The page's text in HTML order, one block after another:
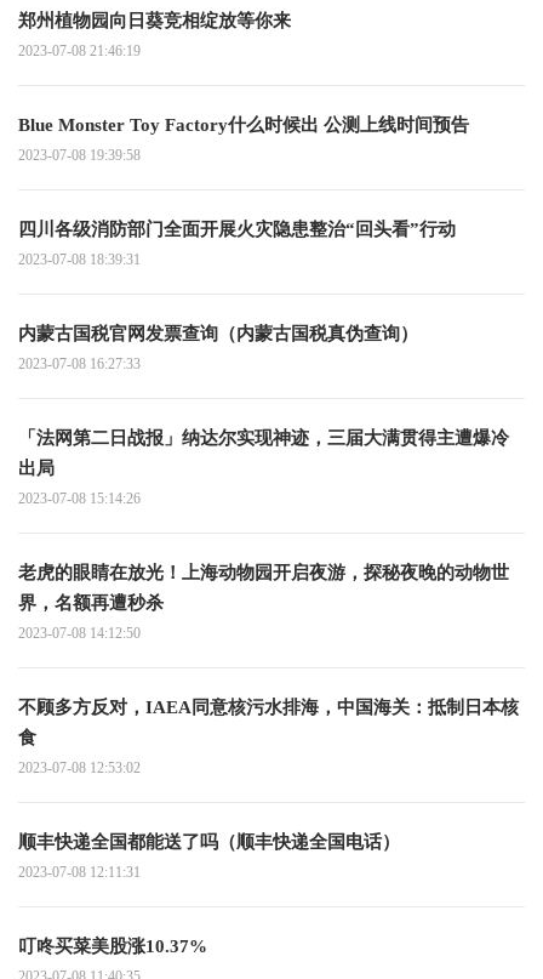
郑州植物园向日葵竞相绽放等你来
2023-07-08 21:46:19
Blue Monster Toy Factory什么时候出 公测上线时间预告
2023-07-08 19:39:58
四川各级消防部门全面开展火灾隐患整治“回头看”行动
2023-07-08 18:39:31
内蒙古国税官网发票查询（内蒙古国税真伪查询）
2023-07-08 16:27:33
「法网第二日战报」纳达尔实现神迹，三届大满贯得主遭爆冷
出局
2023-07-08 15:14:26
老虎的眼睛在放光！上海动物园开启夜游，探秘夜晚的动物世
界，名额再遭秒杀
2023-07-08 14:12:50
不顾多方反对，IAEA同意核污水排海，中国海关：抵制日本核
食
2023-07-08 12:53:02
顺丰快递全国都能送了吗（顺丰快递全国电话）
2023-07-08 12:11:31
叮咚买菜美股涨10.37%